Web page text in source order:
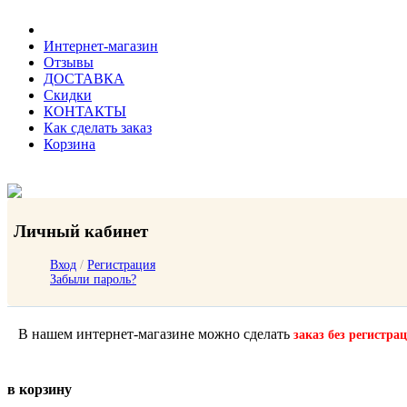
Интернет-магазин
Отзывы
ДОСТАВКА
Скидки
КОНТАКТЫ
Как сделать заказ
Корзина
Личный кабинет
Вход / Регистрация
Забыли пароль?
В нашем интернет-магазине можно сделать заказ без
в корзину